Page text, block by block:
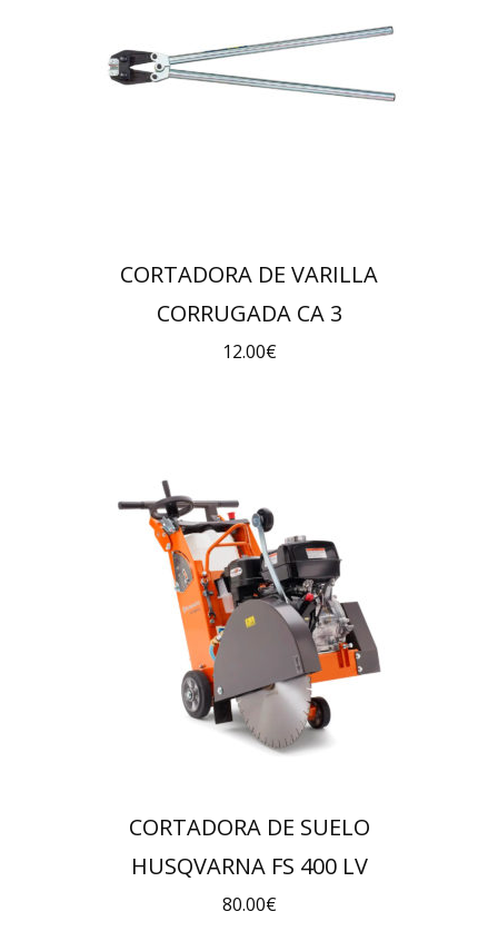
CORTADORA DE VARILLA
CORRUGADA CA 3
12.00€
CORTADORA DE SUELO
HUSQVARNA FS 400 LV
80.00€